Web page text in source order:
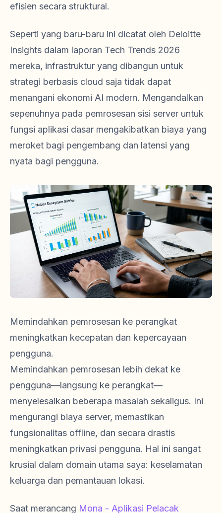
efisien secara struktural.
Seperti yang baru-baru ini dicatat oleh Deloitte
Insights dalam laporan Tech Trends 2026
mereka, infrastruktur yang dibangun untuk
strategi berbasis cloud saja tidak dapat
menangani ekonomi AI modern. Mengandalkan
sepenuhnya pada pemrosesan sisi server untuk
fungsi aplikasi dasar mengakibatkan biaya yang
meroket bagi pengembang dan latensi yang
nyata bagi pengguna.
Memindahkan pemrosesan ke perangkat
meningkatkan kecepatan dan kepercayaan
pengguna.
Memindahkan pemrosesan lebih dekat ke
pengguna—langsung ke perangkat—
menyelesaikan beberapa masalah sekaligus. Ini
mengurangi biaya server, memastikan
fungsionalitas offline, dan secara drastis
meningkatkan privasi pengguna. Hal ini sangat
krusial dalam domain utama saya: keselamatan
keluarga dan pemantauan lokasi.
Saat merancang Mona - Aplikasi Pelacak